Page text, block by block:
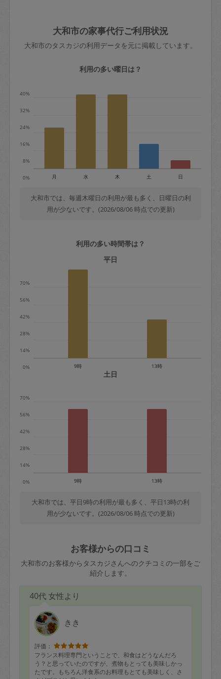
依頼者不在による当日キャンセル＝依頼
金額の100%＋交通費全額
※例：依頼日時／土曜日午前9時開始の場
金曜日9時～土曜日8時まで＝依頼金額の
＋交通費全額
依頼者不在による当日キャンセル＝依頼
金額の100%＋交通費全額
定期契約をキャンセルする場合、毎週定
期は月2回まで隔週定期は月1回までキャ
ンセル料は発生しません。それ以上はキ
※キャンセル料金の設定について：
相当で料金設定されています。
きた場合は損害保険の対象外となるので
ご注意ください。
玉、など
あわせてこちらも参照ください：初めて
はありますか？
大和市の家事代行ご利用状況
大和市のタスカジの利用データを元に掲載しています。
利用の多い曜日は？
0%
8%
16%
24%
32%
40%
月 水 木 土 日
大和市では、毎週木曜日の利用が最も多く、日曜日の利
用が少ないです。(2026/08/06 時点での更新)
利用の多い時間帯は？
平日
0%
14%
28%
42%
56%
70%
9時 13時
土日
0%
14%
28%
42%
56%
70%
9時 13時
大和市では、平日9時の利用が最も多く、平日13時の利
用が少ないです。(2026/08/06 時点での更新)
お客様からの口コミ
大和市のお客様からタスカジさんへのクチコミの一部をご
紹介します。
40代 女性より
きき
評価：
フランス料理専門ということで、和食はどうなんだろ
う？と思っていたのですが、煮物もとっても美味しかっ
たです。もちろん洋食系のお料理もとても美味しく、さ